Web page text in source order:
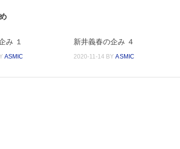
み １
ASMIC
新井義春の企み ４
2020-11-14 BYASMIC